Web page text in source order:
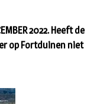
2022. Heeft de
op Fortduinen niet